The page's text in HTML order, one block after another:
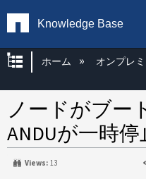
Knowledge Base
グローバル階
ホーム オンプレ
ノードがブー
ANDUが一時停
Views: 13